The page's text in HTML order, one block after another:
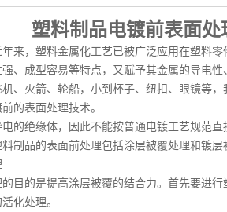
塑料制品电镀前表面
，塑料金属化工艺已被广泛应用在塑料零
、成型容易等特点，又赋予其金属的导电
、火箭、轮船，小到杯子、纽扣、眼镜等
的表面处理技术。
绝缘体，因此不能按普通电镀工艺规范直
制品的表面前处理包括涂层被覆处理和镀层
的是提高涂层被覆的结合力。首先要进行
化处理。